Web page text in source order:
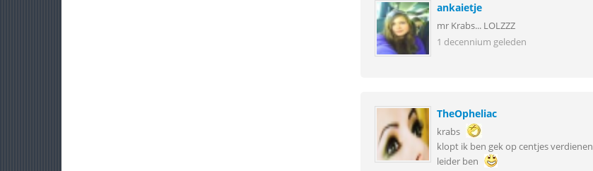
ankaietje
mr Krabs... LOLZZZ
1 decennium geleden
TheOpheliac
krabs
klopt ik ben gek op centjes
leider ben